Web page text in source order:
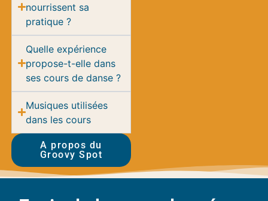
nourrissent sa
pratique ?
Quelle expérience
propose-t-elle dans
ses cours de danse ?
Musiques utilisées
dans les cours
A propos du
Groovy Spot